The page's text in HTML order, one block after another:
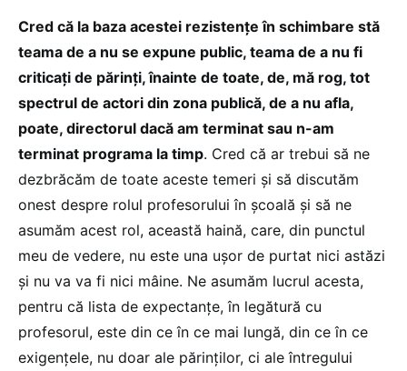
Cred că la baza acestei rezistențe în schimbare stă
teama de a nu se expune public, teama de a nu fi
criticați de părinți, înainte de toate, de, mă rog, tot
spectrul de actori din zona publică, de a nu afla,
poate, directorul dacă am terminat sau n-am
terminat programa la timp. Cred că ar trebui să ne
dezbrăcăm de toate aceste temeri și să discutăm
onest despre rolul profesorului în școală și să ne
asumăm acest rol, această haină, care, din punctul
meu de vedere, nu este una ușor de purtat nici astăzi
și nu va va fi nici mâine. Ne asumăm lucrul acesta,
pentru că lista de expectanțe, în legătură cu
profesorul, este din ce în ce mai lungă, din ce în ce
exigențele, nu doar ale părinților, ci ale întregului